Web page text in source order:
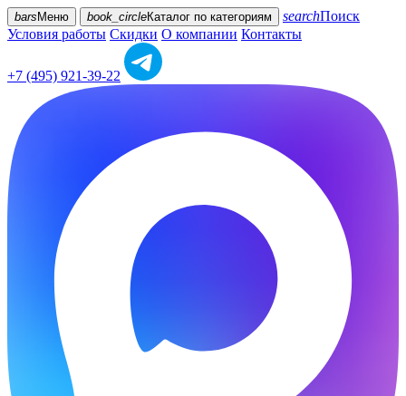
bars Меню book_circleКаталог по категориям searchПоиск
Условия работы Скидки О компании Контакты
+7 (495) 921-39-22